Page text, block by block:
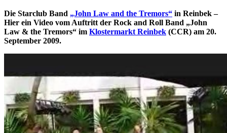
Die Starclub Band „John Law and the Tremors“ in Reinbek –
Hier ein Video vom Auftritt der Rock and Roll Band „John
Law & the Tremors“ im Klostermarkt Reinbek (CCR) am 20.
September 2009.